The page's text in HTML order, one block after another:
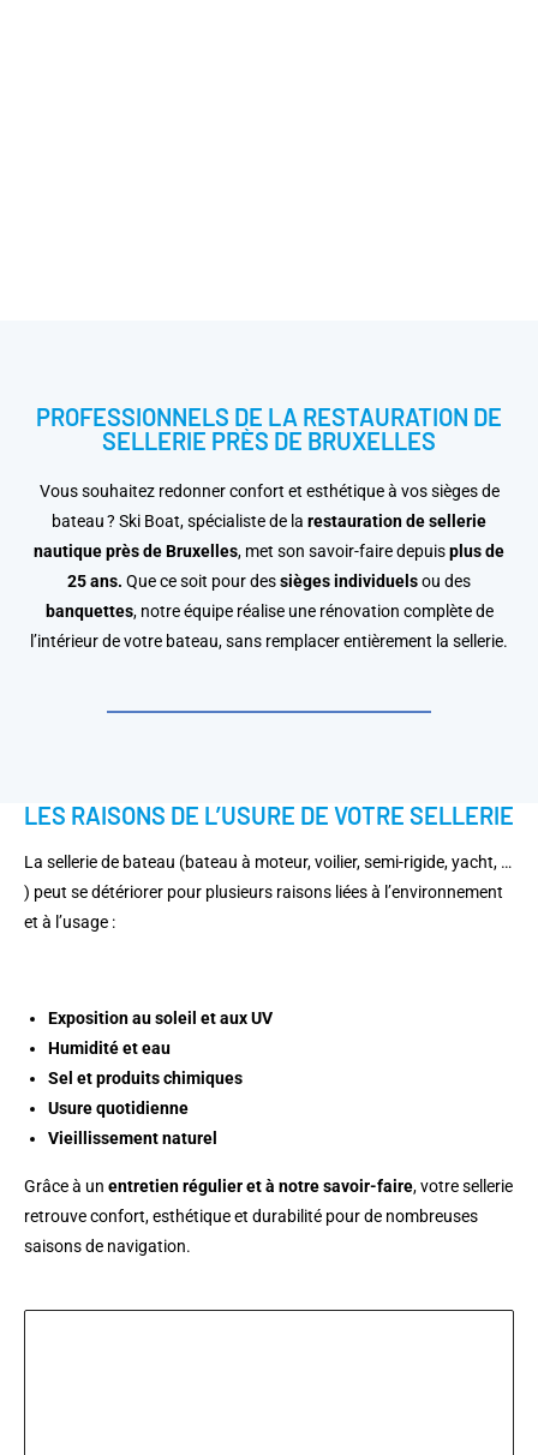
PROFESSIONNELS DE LA RESTAURATION DE
SELLERIE PRÈS DE BRUXELLES
Vous souhaitez redonner confort et esthétique à vos sièges de
bateau ? Ski Boat, spécialiste de la restauration de sellerie
nautique près de Bruxelles, met son savoir-faire depuisplus de
25 ans. Que ce soit pour dessièges individuelsou des
banquettes, notre équipe réalise une rénovation complètede
l’intérieur de votre bateau, sans remplacer entièrement la sellerie.
LES RAISONS DE L’USURE DE VOTRE SELLERIE
La sellerie de bateau (bateau à moteur, voilier, semi-rigide, yacht, …
) peut se détériorer pour plusieurs raisons liées à l’environnement
et à l’usage :
Exposition au soleil et aux UV
Humidité et eau
Sel et produits chimiques
Usure quotidienne
Vieillissement naturel
Grâce à un entretien régulier et à notre savoir-faire, votre sellerie
retrouve confort, esthétique et durabilité pour de nombreuses
saisons de navigation.